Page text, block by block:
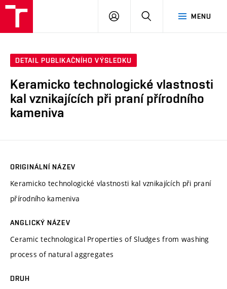
MENU
PŘIHLÁSIT
DETAIL PUBLIKAČNÍHO VÝSLEDKU
Keramicko technologické vlastnosti
kal vznikajících při praní přírodního
kameniva
ORIGINÁLNÍ NÁZEV
Keramicko technologické vlastnosti kal vznikajících při praní
přírodního kameniva
ANGLICKÝ NÁZEV
Ceramic technological Properties of Sludges from washing
process of natural aggregates
DRUH